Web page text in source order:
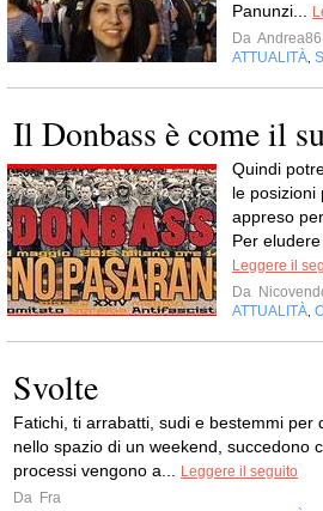
Panunzi...
Da Andrea86
ATTUALITÀ,
Il Donbass è come il
Quindi
le posizioni
appreso
Per
Leggere il
Da
ATTUALITÀ,
Svolte
Fatichi, ti arrabatti, sudi e bestemmi per
nello spazio di un weekend, succedono
processi vengono a... Leggere il seguito
Da Fra